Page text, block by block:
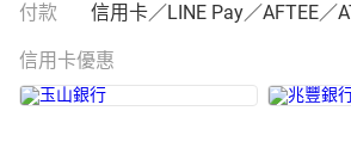
付款 信用卡／LINE Pay／AFTEE／
信用卡優惠